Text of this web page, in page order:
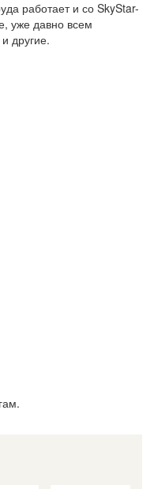
работает и со SkyStar-
уже давно всем
и другие.